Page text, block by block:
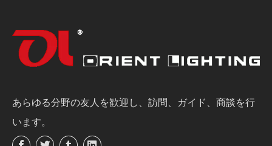
あらゆる分野の友人を歓迎し、訪問、ガイド、商談を行
います。